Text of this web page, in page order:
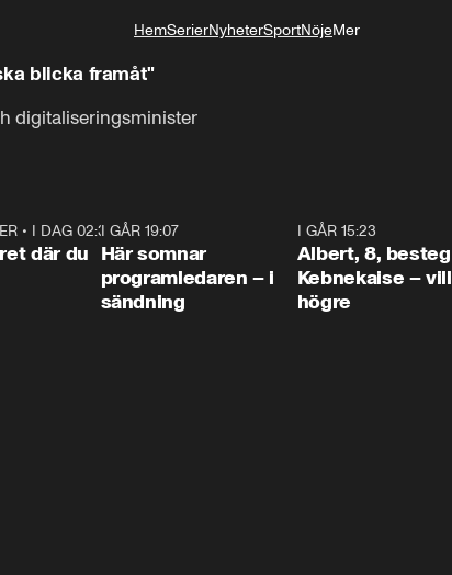
HemSerierNyheterSportNöjeMer
blicka framåt"
digitaliseringsminister
1:06
• I DAG 02:30
där du
I GÅR 19:07
Här somnar
programledaren – i
sändning
I GÅR 15:23
Albert, 8, besteg
Kebnekaise – vill
högre